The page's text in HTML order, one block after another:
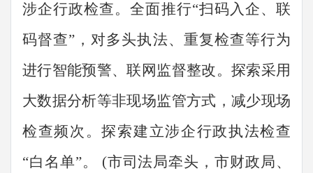
涉企行政检查。全面推行“扫码入企、联
码督查” ，对多头执法、重复检查等行为
进行智能预警、联网监督整改。探索采用
大数据分析等非现场监管方式，减少现场
检查频次。探索建立涉企行政执法检查
“白名单”。 (市司法局牵头，市财政局、